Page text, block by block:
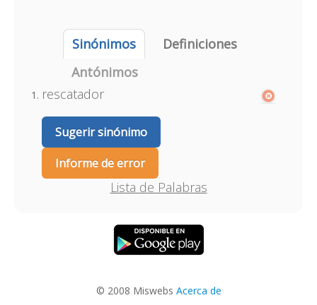
Sinónimos
Definiciones
Antónimos
rescatador
Sugerir sinónimo
Informe de error
Lista de Palabras
© 2008 Miswebs Acerca de